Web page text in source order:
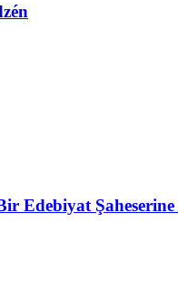
Edebiyat